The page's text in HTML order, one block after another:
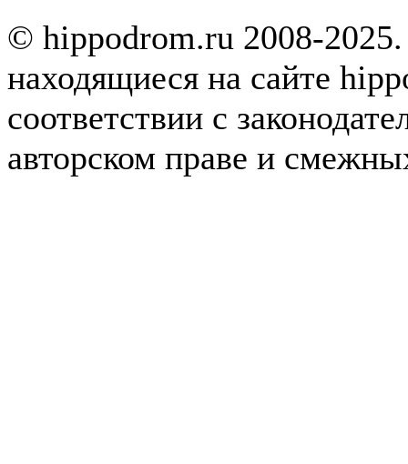
© hippodrom.ru 2008-
находящиеся на сайте
соответствии с
авторском праве и